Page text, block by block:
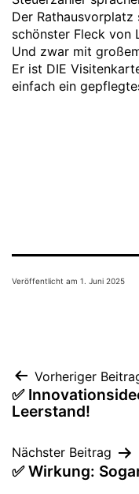
Der
schönster Fleck von
Und zwar mit
Er ist DIE
einfach ein
Veröffentlicht am 1. Juni 2025
Vorheriger
✅
Leerstand!
Nächster Beitrag
✅ Wirkung: